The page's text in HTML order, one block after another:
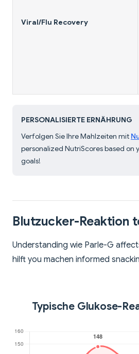
Viral/Flu Recovery
PERSONALISIERTE ERNÄHRUNG
Verfolgen Sie Ihre Mahlzeiten mit
personalized NutriScores based on
goals!
Blutzucker-Reaktion
Understanding wie Parle-G
hilft you machen informed
Typische Glukose-